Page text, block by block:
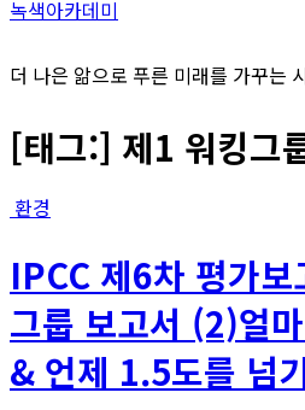
녹색아카데미
더 나은 앎으로 푸른 미래를 가꾸는
[태그:] 제1 워킹그
환경
IPCC 제6차 평가
그룹 보고서 (2)얼
& 언제 1.5도를 넘